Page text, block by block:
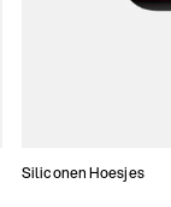
Siliconen Hoesjes